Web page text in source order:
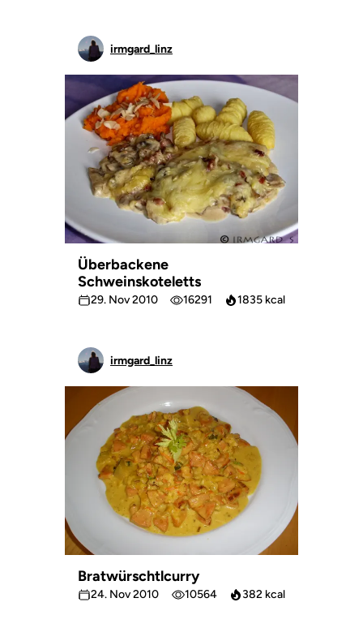
irmgard_linz
Überbackene
Schweinskoteletts
29. Nov 2010 16291 1835 kcal
irmgard_linz
Bratwürschtlcurry
24. Nov 2010 10564 382 kcal